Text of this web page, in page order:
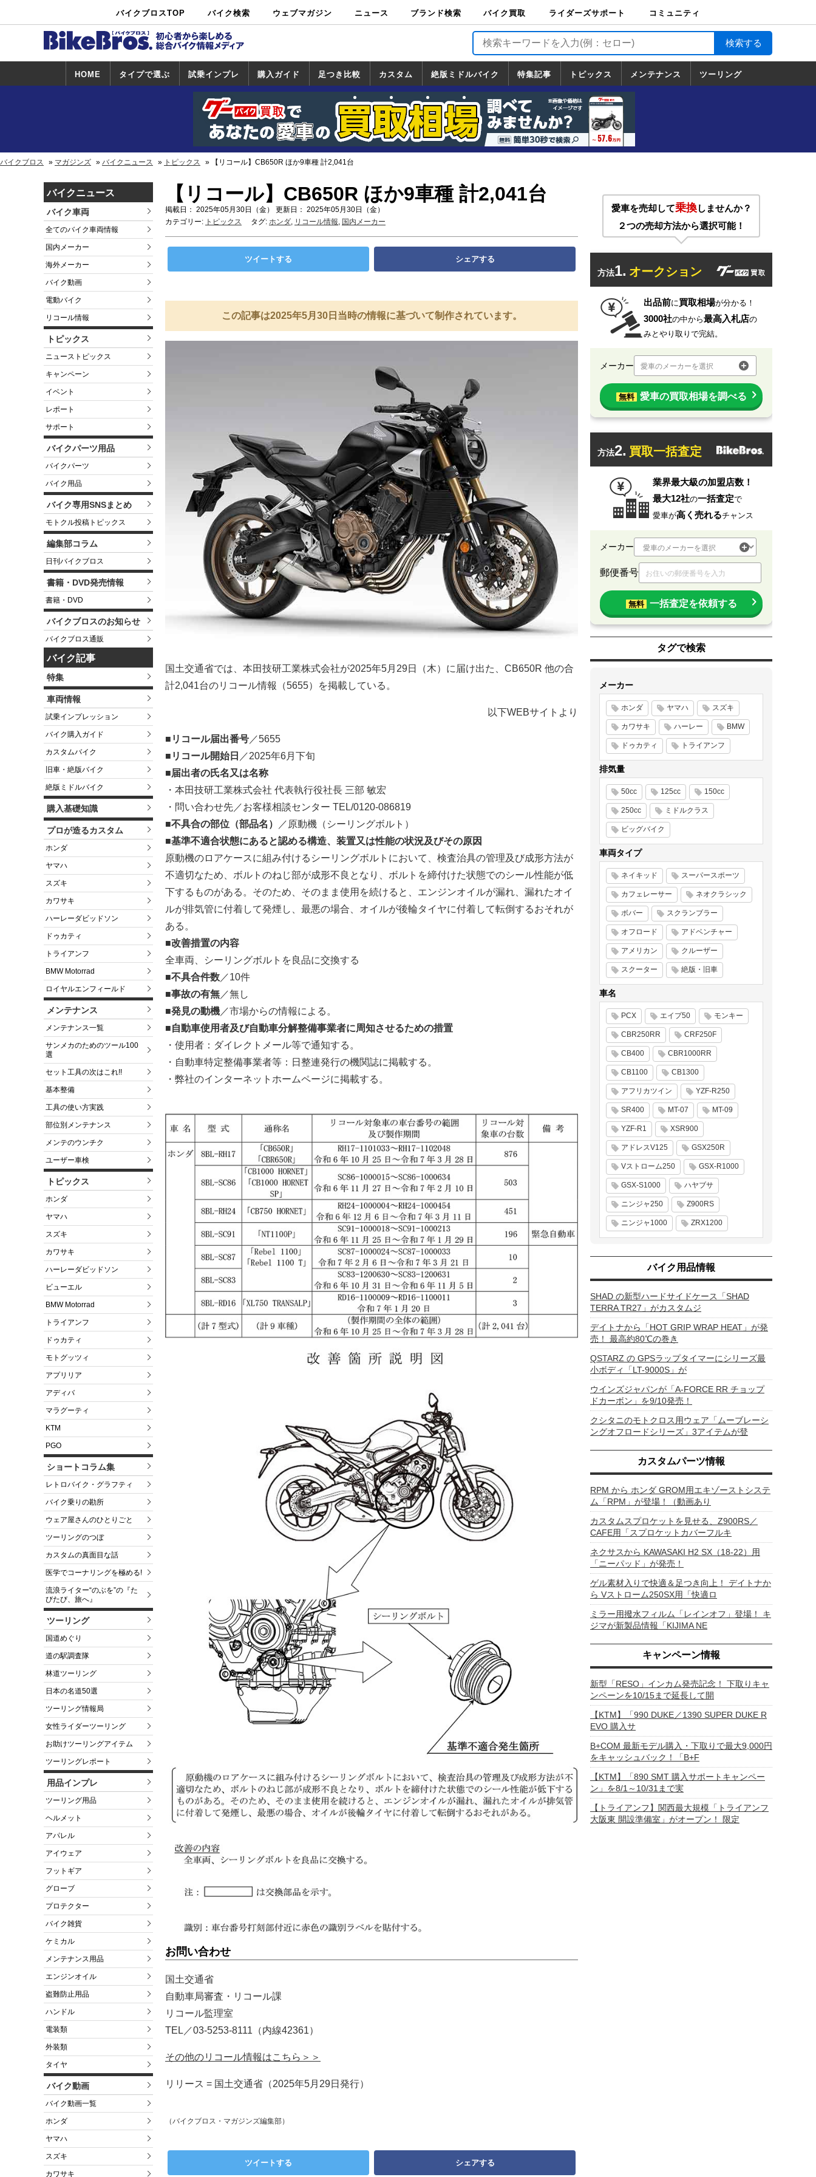
バイクブロスTOP バイク検索
中古バイ
ク・新車検
カタログ検
索
ショップ検
索
ウェブマガジン ニュース ブランド検索 バイク買取
バイク買取
ライダーズサポート
ライダーズサポート
TOP
バイク輸送
バイクガレージライ
フ
バイク車両保険
ロードサービス
バイク試乗
コミュニティ
HOME タイプで選ぶ 試乗インプレ
試乗インプレ
一覧
ホンダ
ヤマハ
スズキ
カワサキ
ハーレー
BMW
トライアンフ
ドゥカティ
購入ガイド
一覧
足つき比較 カスタム
カスタム
一覧
ホンダ
ヤマハ
スズキ
カワサキ
絶版ミドルバイク
絶版ミドルバイク
一覧
ホンダ
ヤマハ
スズキ
カワサキ
特集記事 トピックス
トピックス
一覧
ホンダ
ヤマハ
スズキ
カワサキ
ハーレーダ
ビッドソン
BMW
ドゥカティ
トライアン
フ
メンテナンス ツーリング
道の駅調査隊
ツーリング情報局
日本の道50選
国道めぐり
林道ツーリング
バイクブロス マガジンズ バイクニュース トピックス 【リコール】CB650R ほか9車種 計2,041台
バイクニュース
バイク車両
全てのバイク車両情報
国内メーカー
海外メーカー
バイク動画
電動バイク
リコール情報
トピックス
ニューストピックス
キャンペーン
イベント
レポート
サポート
バイクパーツ用品
バイクパーツ
バイク用品
バイク専用SNSまとめ
モトクル投稿トピックス
編集部コラム
日刊バイクブロス
書籍・DVD発売情報
書籍・DVD
バイクブロスのお知らせ
バイクブロス通販
バイク記事
特集
車両情報
試乗インプレッション
バイク購入ガイド
カスタムバイク
旧車・絶版バイク
絶版ミドルバイク
購入基礎知識
プロが造るカスタム
ホンダ
ヤマハ
スズキ
カワサキ
ハーレーダビッドソン
ドゥカティ
トライアンフ
BMW Motorrad
ロイヤルエンフィールド
メンテナンス
メンテナンス一覧
サンメカのためのツール100
選
セット工具の次はこれ!!
基本整備
工具の使い方実践
部位別メンテナンス
メンテのウンチク
ユーザー車検
トピックス
ホンダ
ヤマハ
スズキ
カワサキ
ハーレーダビッドソン
ビューエル
BMW Motorrad
トライアンフ
ドゥカティ
モトグッツィ
アプリリア
アディバ
マラグーティ
KTM
PGO
ショートコラム集
レトロバイク・グラフティ
バイク乗りの勘所
ウェア屋さんのひとりごと
ツーリングのつぼ
カスタムの真面目な話
医学でコーナリングを極める!
流浪ライター“のぶを”の『た
びたび、旅へ』
ツーリング
国道めぐり
道の駅調査隊
林道ツーリング
日本の名道50選
ツーリング情報局
女性ライダーツーリング
お助けツーリングアイテム
ツーリングレポート
用品インプレ
ツーリング用品
ヘルメット
アパレル
アイウェア
フットギア
グローブ
プロテクター
バイク雑貨
ケミカル
メンテナンス用品
エンジンオイル
盗難防止用品
ハンドル
電装類
外装類
タイヤ
バイク動画
バイク動画一覧
ホンダ
ヤマハ
スズキ
カワサキ
【リコール】CB650R ほか9車種 計2,041台
掲載日： 2025年05月30日（金） 更新日： 2025年05月30日（金）
カテゴリー: トピックス タグ: ホンダ, リコール情報, 国内メーカー
ツイートする シェアする
この記事は2025年5月30日当時の情報に基づいて制作されています。
国土交通省では、本田技研工業株式会社が2025年5月29日（木）に届け出た、CB650R 他の合
計2,041台のリコール情報（5655）を掲載している。
以下WEBサイトより
■リコール届出番号 ／5655
■リコール開始日 ／2025年6月下旬
■届出者の氏名又は名称
・本田技研工業株式会社 代表執行役社長 三部 敏宏
・問い合わせ先／お客様相談センター TEL/0120-086819
■不具合の部位（部品名）
／原動機（シーリングボルト）
■基準不適合状態にあると認める構造、装置又は性能の状況及びその原因
原動機のロアケースに組み付けるシーリングボルトにおいて、検査治具の管理及び成形方法が
不適切なため、ボルトのねじ部が成形不良となり、ボルトを締付けた状態でのシール性能が低
下するものがある。そのため、そのまま使用を続けると、エンジンオイルが漏れ、漏れたオイ
ルが排気管に付着して発煙し、最悪の場合、オイルが後輪タイヤに付着して転倒するおそれが
ある。
■改善措置の内容
全車両、シーリングボルトを良品に交換する
■不具合件数 ／10件
■事故の有無 ／無し
■発見の動機 ／市場からの情報による。
■自動車使用者及び自動車分解整備事業者に周知させるための措置
・使用者：ダイレクトメール等で通知する。
・自動車特定整備事業者等：日整連発行の機関誌に掲載する。
・弊社のインターネットホームページに掲載する。
お問い合わせ
国土交通省
自動車局審査・リコール課
リコール監理室
TEL／03-5253-8111（内線42361）
その他のリコール情報はこちら＞＞
リリース = 国土交通省（2025年5月29日発行）
（バイクブロス・マガジンズ編集部）
ツイートする シェアする
愛車を売却して乗換しませんか？
２つの売却方法から選択可能！
方法1. オークション
出品前に買取相場が分かる！
3000社の中から最高入札店の
みとやり取りで完結。
メーカー 愛車のメーカーを選択
無料 愛車の買取相場を調べる
方法2. 買取一括査定
業界最大級の加盟店数！
最大12社の一括査定で
愛車が高く売れるチャンス
メーカー
郵便番号
無料 一括査定を依頼する
タグで検索
メーカー
ホンダ ヤマハ スズキ
カワサキ ハーレー BMW
ドゥカティ トライアンフ
排気量
50cc 125cc 150cc
250cc ミドルクラス
ビッグバイク
車両タイプ
ネイキッド スーパースポーツ
カフェレーサー ネオクラシック
ボバー スクランブラー
オフロード アドベンチャー
アメリカン クルーザー
スクーター 絶版・旧車
車名
PCX エイプ50 モンキー
CBR250RR CRF250F
CB400 CBR1000RR
CB1100 CB1300
アフリカツイン YZF-R250
SR400 MT-07 MT-09
YZF-R1 XSR900
アドレスV125 GSX250R
Vストローム250 GSX-R1000
GSX-S1000 ハヤブサ
ニンジャ250 Z900RS
ニンジャ1000 ZRX1200
バイク用品情報
SHAD の新型ハードサイドケース「SHAD
TERRA TR27」がカスタムジ
デイトナから「HOT GRIP WRAP HEAT」が発
売！ 最高約80℃の巻き
QSTARZ の GPSラップタイマーにシリーズ最
小ボディ「LT-9000S」が
ウインズジャパンが「A-FORCE RR チョップ
ドカーボン」を9/10発売！
クシタニのモトクロス用ウェア「ムーブレーシ
ングオフロードシリーズ」3アイテムが登
カスタムパーツ情報
RPM から ホンダ GROM用エキゾーストシステ
ム「RPM」が登場！（動画あり
カスタムスプロケットを見せる、Z900RS／
CAFE用「スプロケットカバーフルキ
ネクサスから KAWASAKI H2 SX（18-22）用
「ニーパッド」が発売！
ゲル素材入りで快適＆足つき向上！ デイトナか
ら Vストローム250SX用「快適ロ
ミラー用撥水フィルム「レインオフ」登場！ キ
ジマが新製品情報「KIJIMA NE
キャンペーン情報
新型「RESO」インカム発売記念！ 下取りキャ
ンペーンを10/15まで延長して開
【KTM】「990 DUKE／1390 SUPER DUKE R
EVO 購入サ
B+COM 最新モデル購入・下取りで最大9,000円
をキャッシュバック！「B+F
【KTM】「890 SMT 購入サポートキャンペー
ン」を8/1～10/31まで実
【トライアンフ】関西最大規模「トライアンフ
大阪東 開設準備室」がオープン！ 限定